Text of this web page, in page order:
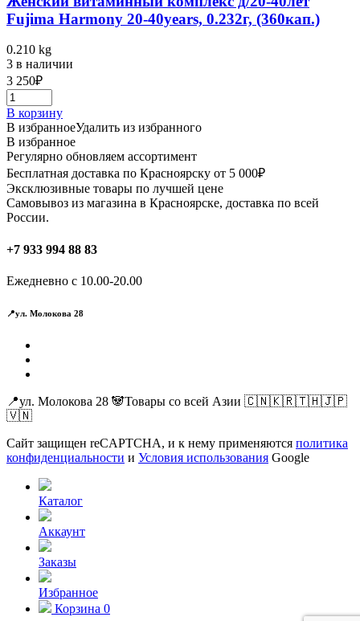
Fujima Harmony 20-40years, 0.232г, (360кап.)
0.210 kg
3 в наличии
3 250₽
В корзину
В избранноеУдалить из избранного
В избранное
Регулярно обновляем ассортимент
Бесплатная доставка по Красноярску от 5 000₽
Эксклюзивные товары по лучшей цене
Самовывоз из магазина в Красноярске, доставка по всей
России.
+7 933 994 88 83
Ежедневно с 10.00-20.00
📍ул. Молокова 28
📍ул. Молокова 28 🐼Товары со всей Азии 🇨🇳🇰🇷🇹🇭🇯🇵
🇻🇳
Сайт защищен reCAPTCHA, и к нему применяются политика
конфиденциальности и Условия использования Google
Каталог
Аккаунт
Заказы
Избранное
Корзина 0